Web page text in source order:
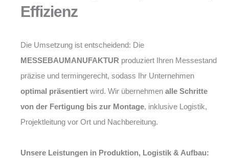
Effizienz
Die Umsetzung ist entscheidend: Die
MESSEBAUMANUFAKTUR produziert Ihren Messestand
präzise und termingerecht, sodass Ihr Unternehmen
optimal präsentiert wird. Wir übernehmen alle Schritte
von der Fertigung bis zur Montage, inklusive Logistik,
Projektleitung vor Ort und Nachbereitung.
Unsere Leistungen in Produktion, Logistik & Aufbau: